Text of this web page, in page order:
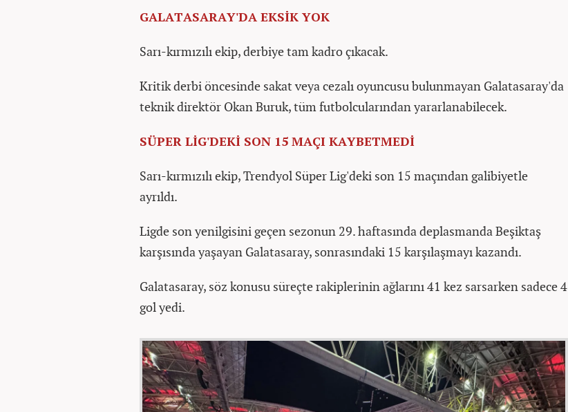
GALATASARAY'DA EKSİK YOK
Sarı-kırmızılı ekip, derbiye tam kadro çıkacak.
Kritik derbi öncesinde sakat veya cezalı oyuncusu bulunmayan Galatasaray'da
teknik direktör Okan Buruk, tüm futbolcularından yararlanabilecek.
SÜPER LİG'DEKİ SON 15 MAÇI KAYBETMEDİ
Sarı-kırmızılı ekip, Trendyol Süper Lig'deki son 15 maçından galibiyetle
ayrıldı.
Ligde son yenilgisini geçen sezonun 29. haftasında deplasmanda Beşiktaş
karşısında yaşayan Galatasaray, sonrasındaki 15 karşılaşmayı kazandı.
Galatasaray, söz konusu süreçte rakiplerinin ağlarını 41 kez sarsarken sadece 4
gol yedi.